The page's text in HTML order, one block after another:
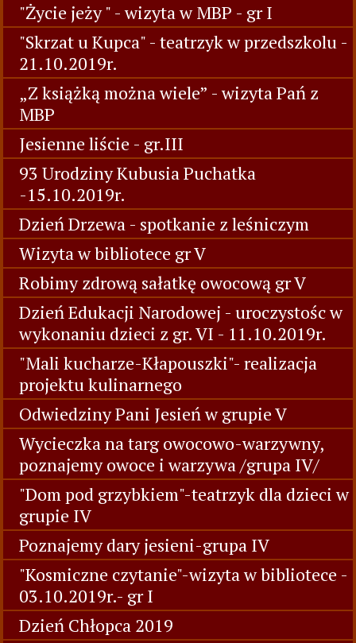
"Życie jeży " - wizyta w MBP - gr I
"Skrzat u Kupca" - teatrzyk w przedszkolu -
21.10.2019r.
„Z książką można wiele” - wizyta Pań z
MBP
Jesienne liście - gr.III
93 Urodziny Kubusia Puchatka
-15.10.2019r.
Dzień Drzewa - spotkanie z leśniczym
Wizyta w bibliotece gr V
Robimy zdrową sałatkę owocową gr V
Dzień Edukacji Narodowej - uroczystośc w
wykonaniu dzieci z gr. VI - 11.10.2019r.
"Mali kucharze-Kłapouszki"- realizacja
projektu kulinarnego
Odwiedziny Pani Jesień w grupie V
Wycieczka na targ owocowo-warzywny,
poznajemy owoce i warzywa /grupa IV/
"Dom pod grzybkiem"-teatrzyk dla dzieci w
grupie IV
Poznajemy dary jesieni-grupa IV
"Kosmiczne czytanie"-wizyta w bibliotece -
03.10.2019r.- gr I
Dzień Chłopca 2019